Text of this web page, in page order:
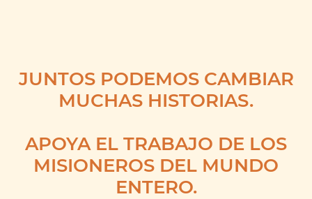
JUNTOS PODEMOS CAMBIAR
MUCHAS HISTORIAS.
APOYA EL TRABAJO DE LOS
MISIONEROS DEL MUNDO
ENTERO.